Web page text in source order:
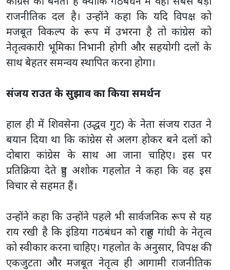
राजनीतिक दल है। उन्होंने कहा कि यदि विपक्ष को
मजबूत विकल्प के रूप में उभरना है तो कांग्रेस को
नेतृत्वकारी भूमिका निभानी होगी और सहयोगी दलों के
साथ बेहतर समन्वय स्थापित करना होगा।
संजय राउत के सुझाव का किया समर्थन
हाल ही में शिवसेना (उद्धव गुट) के नेता संजय राउत ने
बयान दिया था कि कांग्रेस से अलग होकर बने दलों को
दोबारा कांग्रेस के साथ आ जाना चाहिए। इस पर
प्रतिक्रिया देते हुए अशोक गहलोत ने कहा कि वह इस
विचार से सहमत हैं।
उन्होंने कहा कि उन्होंने पहले भी सार्वजनिक रूप से यह
राय रखी है कि इंडिया गठबंधन को राहुल गांधी के नेतृत्व
को स्वीकार करना चाहिए। गहलोत के अनुसार, विपक्ष की
एकजुटता और मजबूत नेतृत्व ही आगामी राजनीतिक